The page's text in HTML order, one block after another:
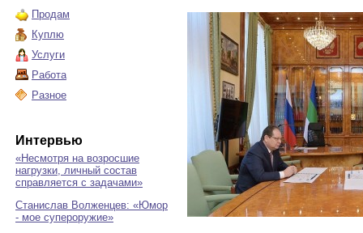
Продам
Куплю
Услуги
Работа
Разное
Интервью
«Несмотря на возросшие
нагрузки, личный состав
справляется с задачами»
Станислав Волженцев: «Юмор
- мое супероружие»